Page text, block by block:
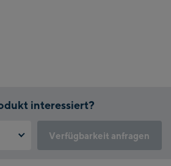
interessiert?
Verfügbarkeit anfragen